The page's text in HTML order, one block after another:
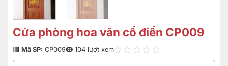
Cửa phòng hoa văn cổ điển CP009
Mã SP: CP009 104 lượt xem